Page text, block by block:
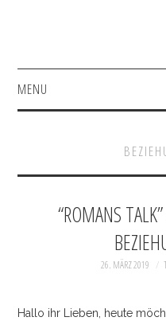
MENU
BEAUTY“ROMANS
26. MÄRZ 2019
Hallo ihr Lieben, heute